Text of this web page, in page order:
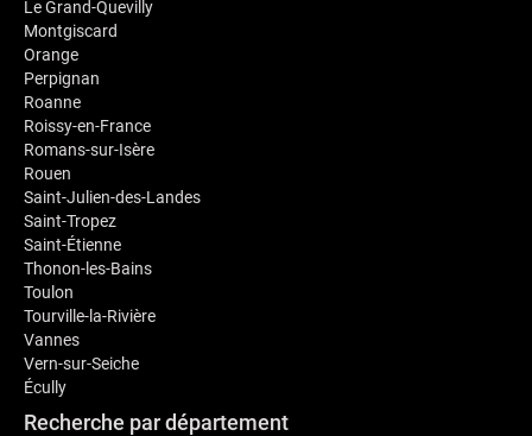
Le Grand-Quevilly
Montgiscard
Orange
Perpignan
Roanne
Roissy-en-France
Romans-sur-Isère
Rouen
Saint-Julien-des-Landes
Saint-Tropez
Saint-Étienne
Thonon-les-Bains
Toulon
Tourville-la-Rivière
Vannes
Vern-sur-Seiche
Écully
Recherche par département